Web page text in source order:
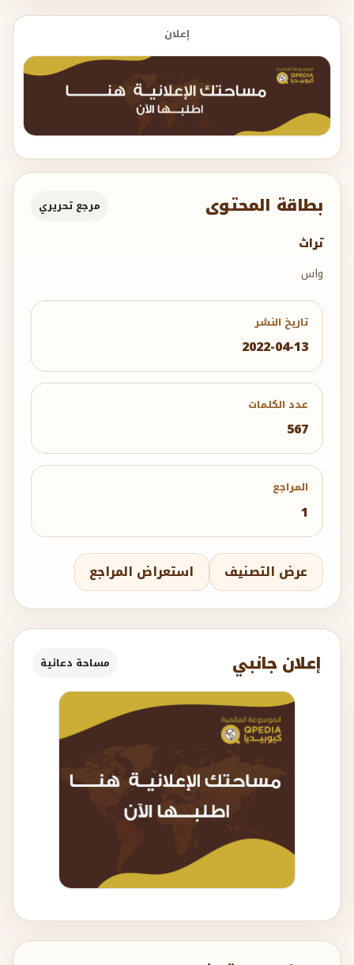
بطاقة المحتوى مرجع تحريري
تراث
واس
تاريخ النشر
2022-04-13
عدد الكلمات
567
المراجع
1
عرض التصنيف استعراض المراجع
إعلان جانبي مساحة دعائية
إعلان